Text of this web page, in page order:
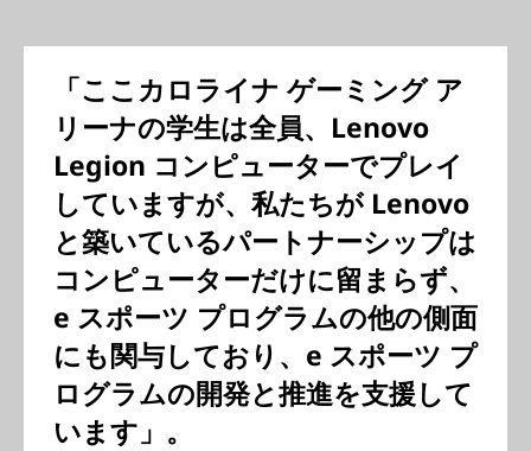
「ここカロライナ ゲーミング ア
リーナの学生は全員、Lenovo
Legion コンピューターでプレイ
していますが、私たちが Lenovo
と築いているパートナーシップは
コンピューターだけに留まらず、
e スポーツ プログラムの他の側面
にも関与しており、e スポーツ プ
ログラムの開発と推進を支援して
います」。